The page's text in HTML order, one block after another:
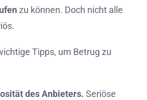
zu können. Doch nicht alle
Tipps, um Betrug zu
des Anbieters. Seriöse